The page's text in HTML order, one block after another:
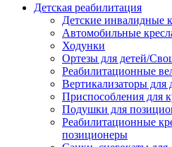
Детская реабилитация
Детские инвалидные
Автомобильные
Ходунки
Ортезы для детей/
Реабилитационные
Вертикализаторы
Приспособления для
Подушки для
Реабилитационные
позиционеры